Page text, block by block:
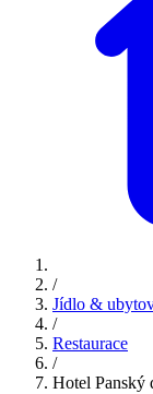
/
Jídlo &
/
Restaurace
/
Hotel Panský